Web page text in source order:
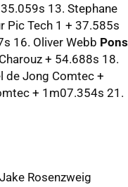
13. Stephane
Pic Tech 1 + 37.585s
16. Oliver Webb Pons
+ 54.688s 18.
de Jong Comtec +
+ 1m07.354s 21.
Rosenzweig